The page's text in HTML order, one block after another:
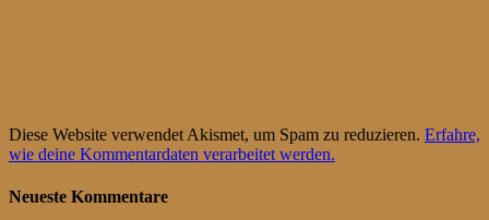
Diese Website verwendet Akismet, um Spam zu reduzieren. Erfahre,
wie deine Kommentardaten verarbeitet werden.
Neueste Kommentare